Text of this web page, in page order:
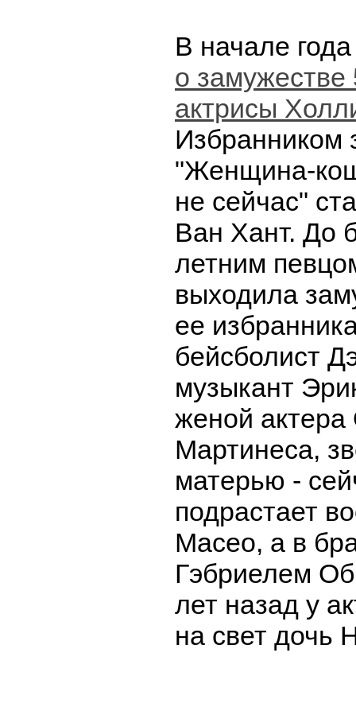
В начале
о замужестве
актрисы
Избранником
"Женщина-
не сейчас"
Ван Хант. До
летним
выходила
ее
бейсболист
музыкант
женой
Мартинеса,
матерью -
подрастает
Масео, а в
Гэбриелем
лет назад у
на свет дочь